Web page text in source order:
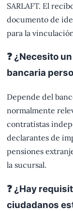
SARLAFT. El
documento de
para la
❓ ¿Necesito
bancaria
Depende del
normalmente
contratistas
declarantes de
pensiones
la sucursal.
❓ ¿Hay
ciudadanos